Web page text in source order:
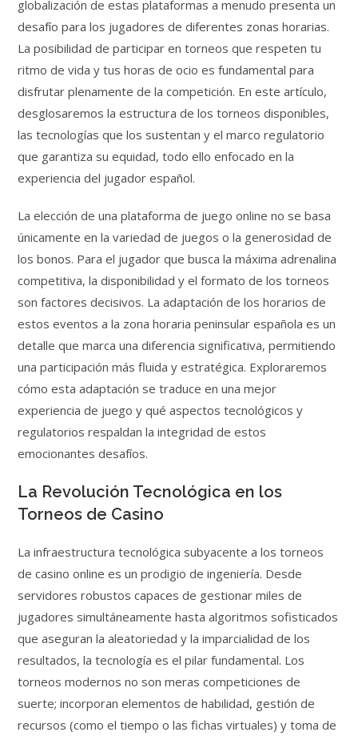
globalización de estas plataformas a menudo presenta un
desafío para los jugadores de diferentes zonas horarias.
La posibilidad de participar en torneos que respeten tu
ritmo de vida y tus horas de ocio es fundamental para
disfrutar plenamente de la competición. En este artículo,
desglosaremos la estructura de los torneos disponibles,
las tecnologías que los sustentan y el marco regulatorio
que garantiza su equidad, todo ello enfocado en la
experiencia del jugador español.
La elección de una plataforma de juego online no se basa
únicamente en la variedad de juegos o la generosidad de
los bonos. Para el jugador que busca la máxima adrenalina
competitiva, la disponibilidad y el formato de los torneos
son factores decisivos. La adaptación de los horarios de
estos eventos a la zona horaria peninsular española es un
detalle que marca una diferencia significativa, permitiendo
una participación más fluida y estratégica. Exploraremos
cómo esta adaptación se traduce en una mejor
experiencia de juego y qué aspectos tecnológicos y
regulatorios respaldan la integridad de estos
emocionantes desafíos.
La Revolución Tecnológica en los
Torneos de Casino
La infraestructura tecnológica subyacente a los torneos
de casino online es un prodigio de ingeniería. Desde
servidores robustos capaces de gestionar miles de
jugadores simultáneamente hasta algoritmos sofisticados
que aseguran la aleatoriedad y la imparcialidad de los
resultados, la tecnología es el pilar fundamental. Los
torneos modernos no son meras competiciones de
suerte; incorporan elementos de habilidad, gestión de
recursos (como el tiempo o las fichas virtuales) y toma de